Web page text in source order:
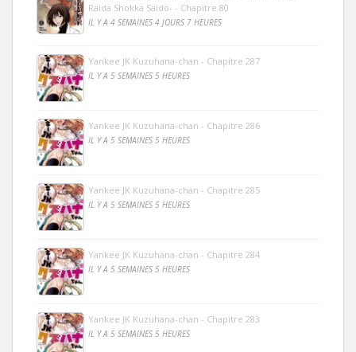
Raida Shokka Saido- - Chapitre 80
IL Y A 4 SEMAINES 4 JOURS 7 HEURES
Yankee JK Kuzuhana-chan - Chapitre 287
IL Y A 5 SEMAINES 5 HEURES
Yankee JK Kuzuhana-chan - Chapitre 286
IL Y A 5 SEMAINES 5 HEURES
Yankee JK Kuzuhana-chan - Chapitre 285
IL Y A 5 SEMAINES 5 HEURES
Yankee JK Kuzuhana-chan - Chapitre 284
IL Y A 5 SEMAINES 5 HEURES
Yankee JK Kuzuhana-chan - Chapitre 283
IL Y A 5 SEMAINES 5 HEURES